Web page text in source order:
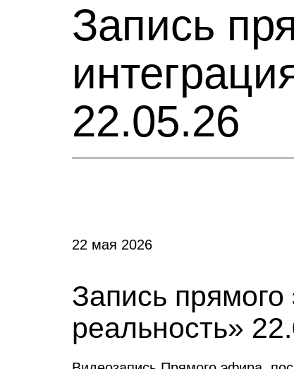
Запись
22.05.26
22 мая 2026
Запись
реальность»